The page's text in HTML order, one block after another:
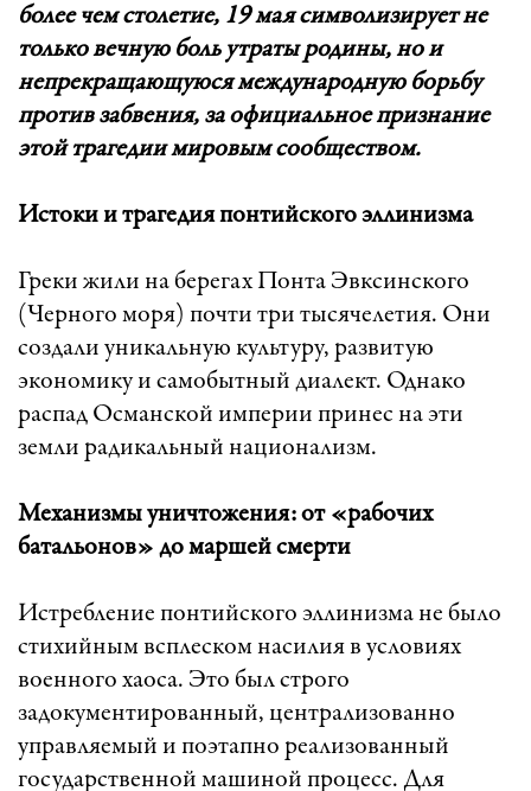
более чем столетие, 19 мая символизирует не
только вечную боль утраты родины, но и
непрекращающуюся международную борьбу
против забвения, за официальное признание
этой трагедии мировым сообществом.
Истоки и трагедия понтийского эллинизма
Греки жили на берегах Понта Эвксинского
(Черного моря) почти три тысячелетия. Они
создали уникальную культуру, развитую
экономику и самобытный диалект. Однако
распад Османской империи принес на эти
земли радикальный национализм.
Механизмы уничтожения: от «рабочих
батальонов» до маршей смерти
Истребление понтийского эллинизма не было
стихийным всплеском насилия в условиях
военного хаоса. Это был строго
задокументированный, централизованно
управляемый и поэтапно реализованный
государственной машиной процесс. Для